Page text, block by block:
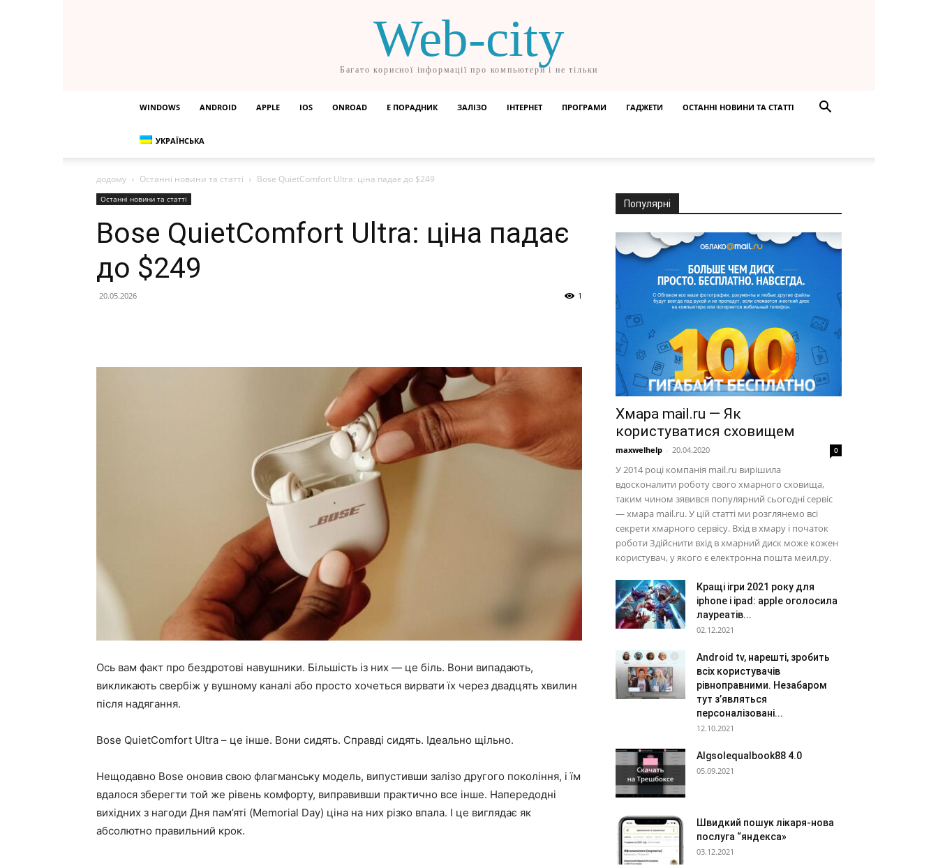
Web-city
Багато корисної інформації про компьютери і не тільки
WINDOWS ANDROID APPLE IOS ONROAD Е ПОРАДНИК ЗАЛІЗО ІНТЕРНЕТ ПРОГРАМИ ГАДЖЕТИ ОСТАННІ НОВИНИ ТА СТАТТІ
УКРАЇНСЬКА
додому Останні новини та статті Bose QuietComfort Ultra: ціна падає до $249
Останні новини та статті
Bose QuietComfort Ultra: ціна падає
до $249
20.05.2026 1
Ось вам факт про бездротові навушники. Більшість із них — це біль. Вони випадають,
викликають свербіж у вушному каналі або просто хочеться вирвати їх через двадцять хвилин
після надягання.
Bose QuietComfort Ultra – це інше. Вони сидять. Справді сидять. Ідеально щільно.
Нещодавно Bose оновив свою флагманську модель, випустивши залізо другого покоління, і їм
вдалося зберегти той же рівень комфорту, виправивши практично все інше. Напередодні
вихідних з нагоди Дня пам’яті (Memorial Day) ціна на них різко впала. І це виглядає як
абсолютно правильний крок.
Популярні
Хмара mail.ru — Як
користуватися сховищем
maxwelhelp - 20.04.2020 0
У 2014 році компанія mail.ru вирішила
вдосконалити роботу свого хмарного сховища,
таким чином зявився популярний сьогодні сервіс
— хмара mail.ru. У цій статті ми розглянемо всі
секрети хмарного сервісу. Вхід в хмару і початок
роботи Здійснити вхід в хмарний диск може кожен
користувач, у якого є електронна пошта меил.ру.
Кращі ігри 2021 року для
iphone і ipad: apple оголосила
лауреатів...
02.12.2021
Android tv, нарешті, зробить
всіх користувачів
рівноправними. Незабаром
тут з’являться
персоналізовані...
12.10.2021
Algsolequalbook88 4.0
05.09.2021
Швидкий пошук лікаря-нова
послуга “яндекса»
03.12.2021